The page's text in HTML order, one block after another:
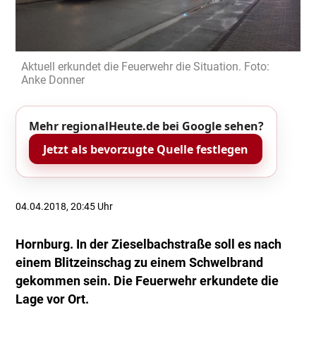
Aktuell erkundet die Feuerwehr die Situation. Foto:
Anke Donner
Mehr regionalHeute.de bei Google sehen?
Jetzt als bevorzugte Quelle festlegen
04.04.2018, 20:45 Uhr
Hornburg. In der Zieselbachstraße soll es nach
einem Blitzeinschag zu einem Schwelbrand
gekommen sein. Die Feuerwehr erkundete die
Lage vor Ort.